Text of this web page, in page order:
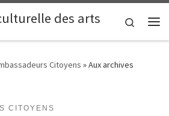
des arts
Search
Citoyens »Aux archives
CITOYENS